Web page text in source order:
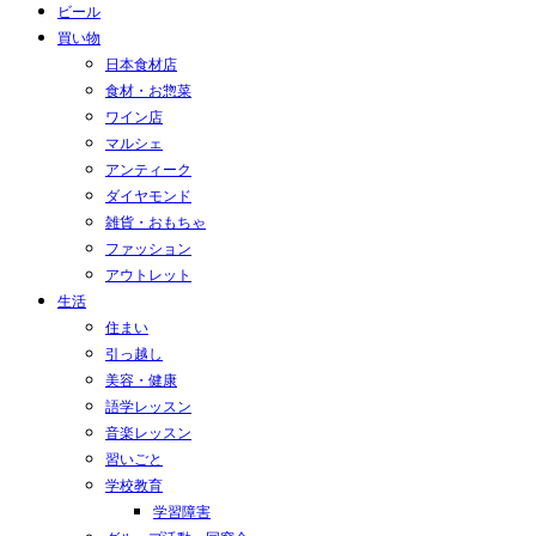
ビール
買い物
日本食材店
食材・お惣菜
ワイン店
マルシェ
アンティーク
ダイヤモンド
雑貨・おもちゃ
ファッション
アウトレット
生活
住まい
引っ越し
美容・健康
語学レッスン
音楽レッスン
習いごと
学校教育
学習障害